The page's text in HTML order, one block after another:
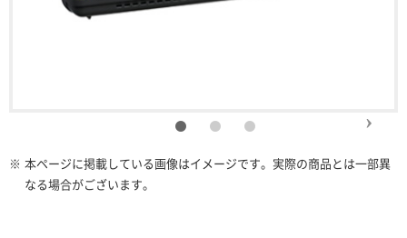
※ 本ページに掲載している画像はイメージです。実際の商品とは一部異
なる場合がございます。